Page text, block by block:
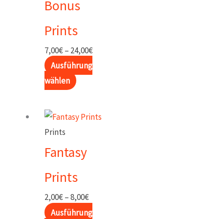
werden
auf.
Optionen
können
auf
der
gewählt
Bonus
Prints
7,00€– 24,00€Preisspanne:
Ausführung
wählen Dieses
mehrere
auf.
können
auf
Prints
Fantasy
Prints
2,00€–8,00€Preisspanne:
2,00€
Ausführung